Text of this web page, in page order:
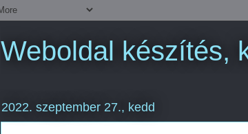
Weboldal készítés,
2022. szeptember 27., kedd